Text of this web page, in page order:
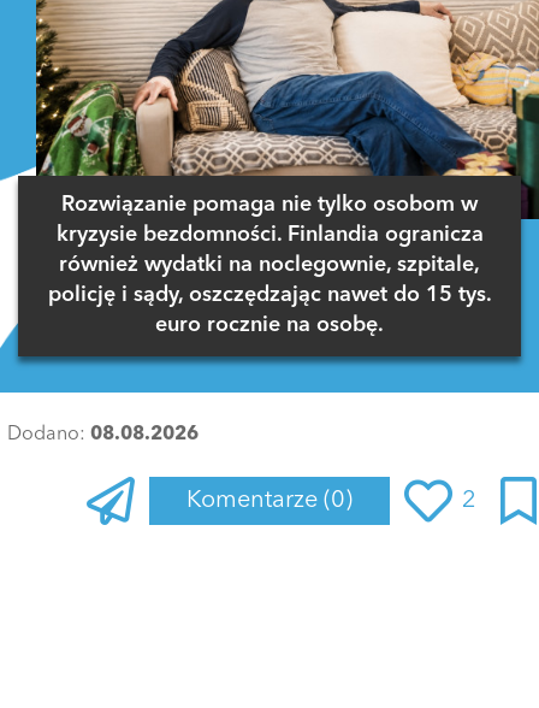
Rozwiązanie pomaga nie tylko osobom w
kryzysie bezdomności. Finlandia ogranicza
również wydatki na noclegownie, szpitale,
policję i sądy, oszczędzając nawet do 15 tys.
euro rocznie na osobę.
Dodano: 08.08.2026
Komentarze (0) 2